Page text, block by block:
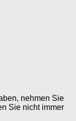
nehmen Sie
Sie nicht immer